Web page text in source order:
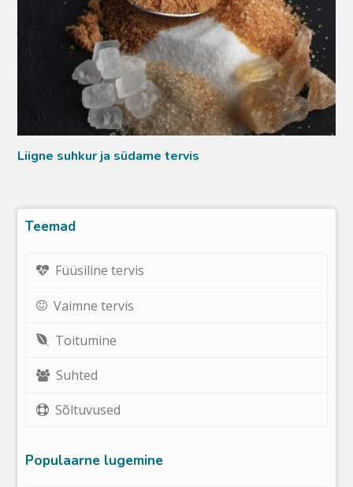
Liigne suhkur ja südame tervis
Teemad
Füüsiline tervis
Vaimne tervis
Toitumine
Suhted
Sõltuvused
Populaarne lugemine